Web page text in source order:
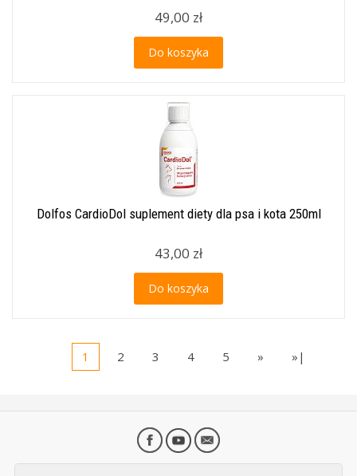
49,00 zł
Do koszyka
Dolfos CardioDol suplement diety dla psa i kota 250ml
43,00 zł
Do koszyka
1 2 3 4 5 » »|